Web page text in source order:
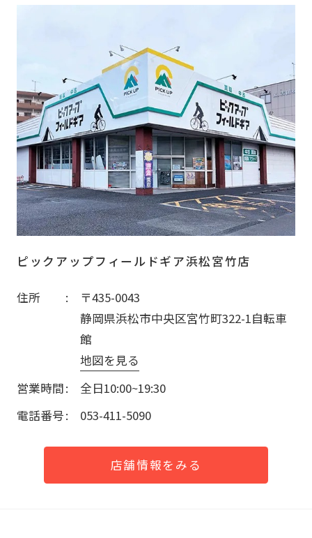
ピックアップフィールドギア浜松宮竹店
住所
〒435-0043
静岡県浜松市中央区宮竹町322-1自転車
館
地図を見る
営業時間
全日10:00~19:30
電話番号
053-411-5090
店舗情報をみる